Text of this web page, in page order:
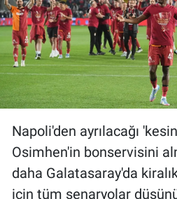
Napoli'den ayrılacağı
Osimhen'in bonservisini
daha Galatasaray'da
için tüm senaryolar